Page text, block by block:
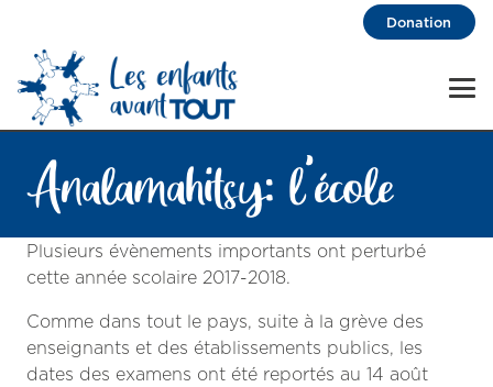
Donation
Analamahitsy: l’école
Plusieurs évènements importants ont perturbé
cette année scolaire 2017-2018.
Comme dans tout le pays, suite à la grève des
enseignants et des établissements publics, les
dates des examens ont été reportés au 14 août